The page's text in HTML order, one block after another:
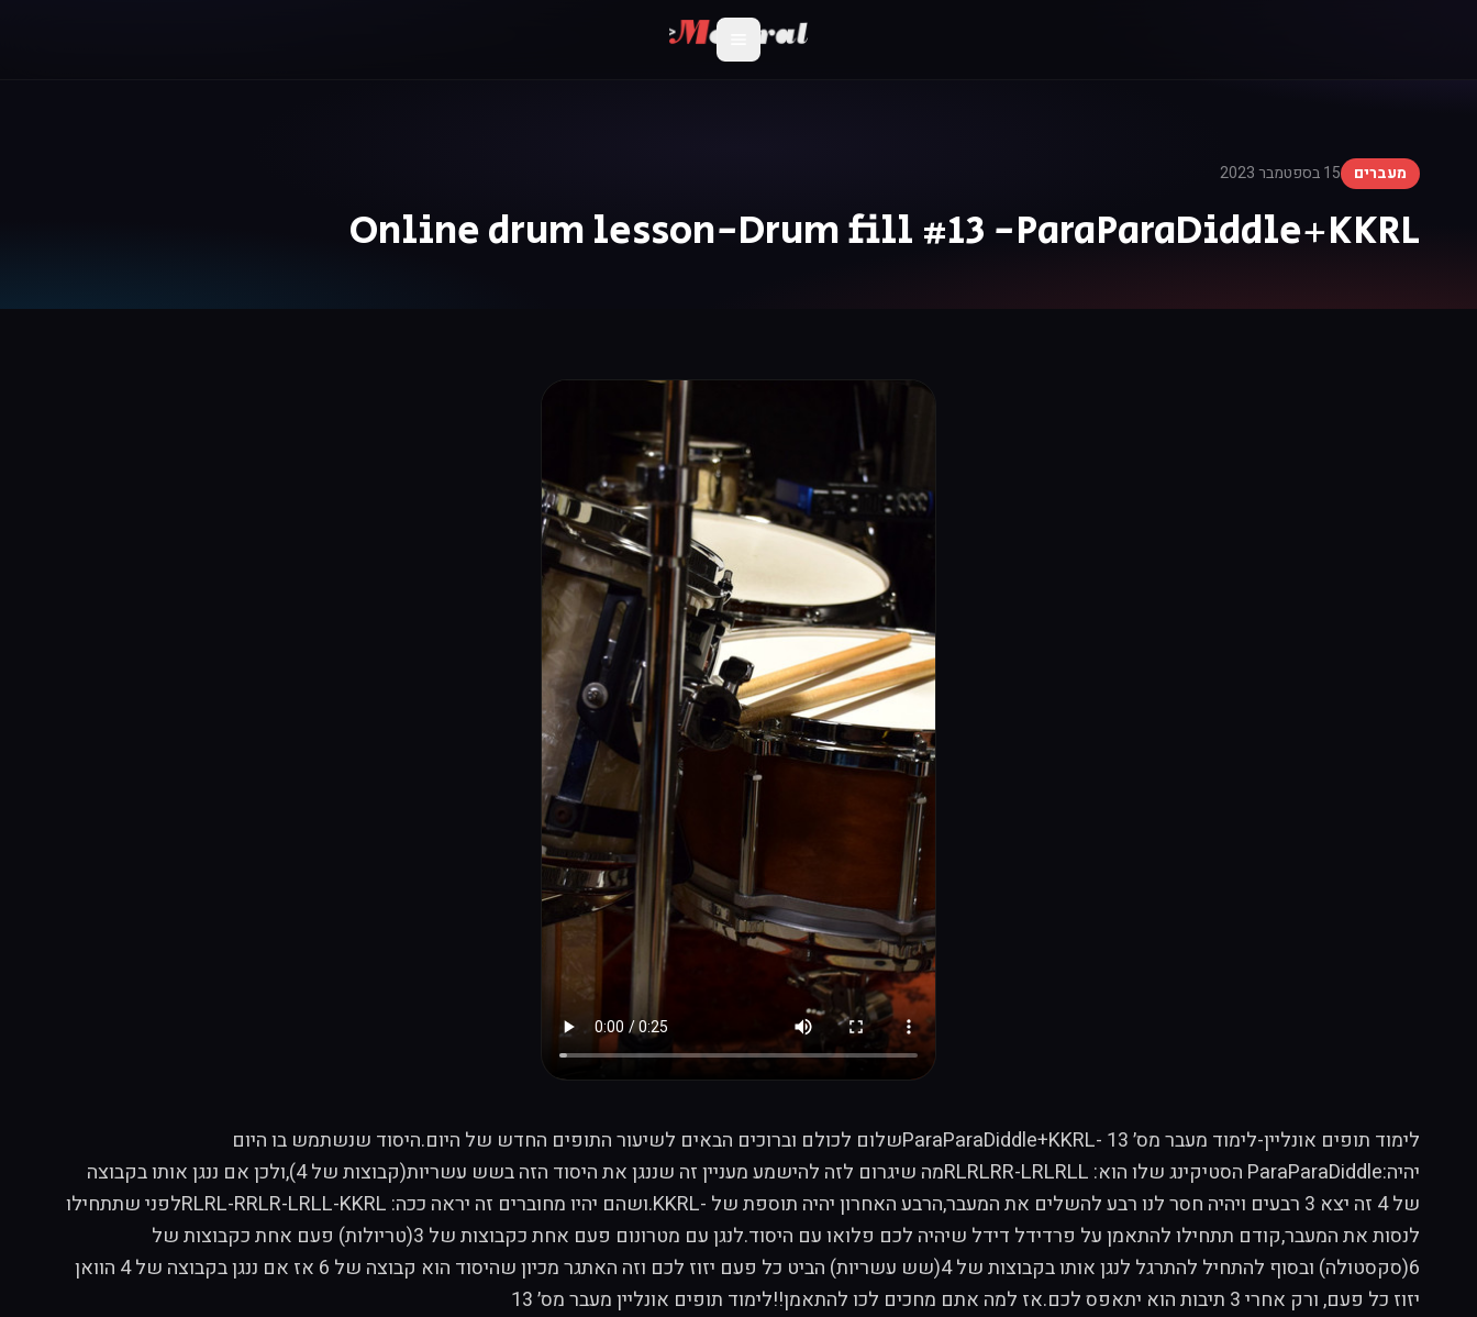
מעברים 15 בספטמבר 2023
Online drum lesson-Drum fill #13 -ParaParaDiddle+KKRL
לימוד תופים אונליין-לימוד מעבר מס׳ 13 -ParaParaDiddle+KKRLשלום לכולם וברוכים הבאים לשיעור התופים החדש של היום.היסוד שנשתמש בו היום
יהיה:ParaParaDiddle הסטיקינג שלו הוא: RLRLRR-LRLRLLמה שיגרום לזה להישמע מעניין זה שננגן את היסוד הזה בשש עשריות(קבוצות של 4),ולכן אם ננגן אותו בקבוצה
של 4 זה יצא 3 רבעים ויהיה חסר לנו רבע להשלים את המעבר,הרבע האחרון יהיה תוספת של -KKRL.ושהם יהיו מחוברים זה יראה ככה: RLRL-RRLR-LRLL-KKRLלפני שתתחילו
לנסות את המעבר,קודם תתחילו להתאמן על פרדידל דידל שיהיה לכם פלואו עם היסוד.לנגן עם מטרונום פעם אחת כקבוצות של 3(טריולות) פעם אחת כקבוצות של
6(סקסטולה) ובסוף להתחיל להתרגל לנגן אותו בקבוצות של 4(שש עשריות) הביט כל פעם יזוז לכם וזה האתגר מכיון שהיסוד הוא קבוצה של 6 אז אם ננגן בקבוצה של 4 הוואן
יזוז כל פעם, ורק אחרי 3 תיבות הוא יתאפס לכם.אז למה אתם מחכים לכו להתאמן!!לימוד תופים אונליין מעבר מס׳ 13